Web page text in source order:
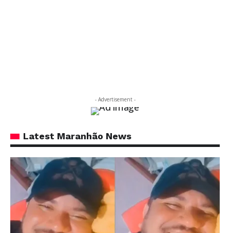
- Advertisement -
Latest Maranhão News